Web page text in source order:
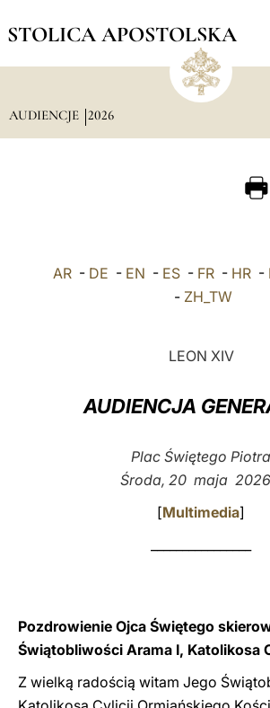
STOLICA APOSTOLSKA
AUDIENCJE 2026
AR- DE - EN - ES- FR- HR-
- ZH_TW
LEON XIV
AUDIENCJA
Plac Świętego Piotra
Środa, 20 maja
[Multimedia]
Pozdrowienie Ojca Świętego
Świątobliwości Arama I, Katolikosa
Z wielką radością witam Jego